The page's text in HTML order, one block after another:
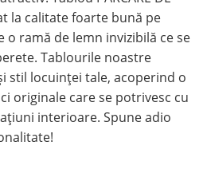
la calitate foarte bună pe
o ramă de lemn invizibilă ce se
Tablourile noastre
stil locuinței tale, acoperind o
originale care se potrivesc cu
interioare. Spune adio